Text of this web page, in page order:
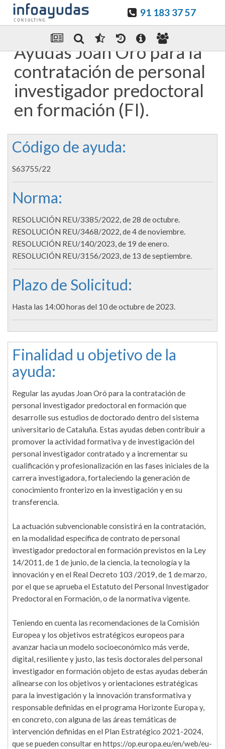
91 183 37 57
Enviar Por email
Ayudas Joan Oró para la
contratación de personal
investigador predoctoral
en formación (FI).
Código de ayuda:
S63755/22
Norma:
RESOLUCIÓN REU/3385/2022, de 28 de octubre.
RESOLUCIÓN REU/3468/2022, de 4 de noviembre.
RESOLUCIÓN REU/140/2023, de 19 de enero.
RESOLUCIÓN REU/3156/2023, de 13 de septiembre.
Plazo de Solicitud:
Hasta las 14:00 horas del 10 de octubre de 2023.
Finalidad u objetivo de la
ayuda:
Regular las ayudas Joan Oró para la contratación de
personal investigador predoctoral en formación que
desarrolle sus estudios de doctorado dentro del sistema
universitario de Cataluña. Estas ayudas deben contribuir a
promover la actividad formativa y de investigación del
personal investigador contratado y a incrementar su
cualificación y profesionalización en las fases iniciales de la
carrera investigadora, fortaleciendo la generación de
conocimiento fronterizo en la investigación y en su
transferencia.
La actuación subvencionable consistirá en la contratación,
en la modalidad específica de contrato de personal
investigador predoctoral en formación previstos en la Ley
14/2011, de 1 de junio, de la ciencia, la tecnología y la
innovación y en el Real Decreto 103 /2019, de 1 de marzo,
por el que se aprueba el Estatuto del Personal Investigador
Predoctoral en Formación, o de la normativa vigente.
Teniendo en cuenta las recomendaciones de la Comisión
Europea y los objetivos estratégicos europeos para
avanzar hacia un modelo socioeconómico más verde,
digital, resiliente y justo, las tesis doctorales del personal
investigador en formación objeto de estas ayudas deberán
alinearse con los objetivos y orientaciones estratégicas
para la investigación y la innovación transformativa y
responsable definidas en el programa Horizonte Europa y,
en concreto, con alguna de las áreas temáticas de
intervención definidas en el Plan Estratégico 2021-2024,
que se pueden consultar en https://op.europa.eu/en/web/eu-